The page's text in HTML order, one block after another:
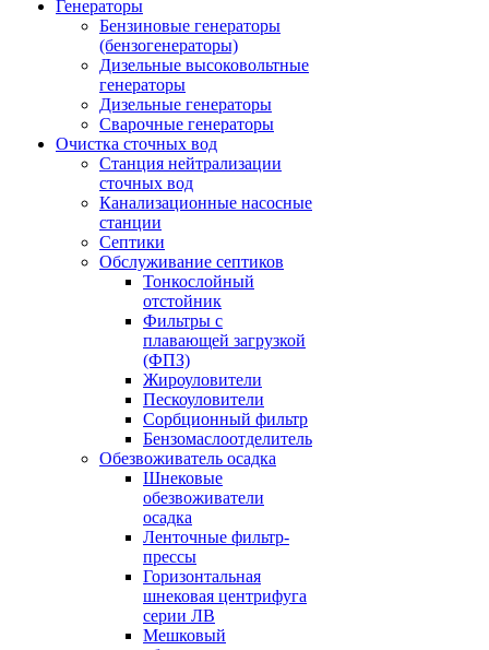
Генераторы
Бензиновые генераторы
(бензогенераторы)
Дизельные высоковольтные
генераторы
Дизельные генераторы
Сварочные генераторы
Очистка сточных вод
Станция нейтрализации
сточных вод
Канализационные насосные
станции
Септики
Обслуживание септиков
Тонкослойный
отстойник
Фильтры с
плавающей загрузкой
(ФПЗ)
Жироуловители
Пескоуловители
Сорбционный фильтр
Бензомаслоотделитель
Обезвоживатель осадка
Шнековые
обезвоживатели
осадка
Ленточные фильтр-
прессы
Горизонтальная
шнековая центрифуга
серии ЛВ
Мешковый